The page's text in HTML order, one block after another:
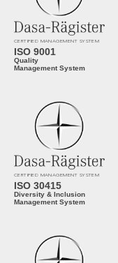
CERTIFIED MANAGEMENT SYSTEM
ISO 9001
Quality
Management System
CERTIFIED MANAGEMENT SYSTEM
ISO 30415
Diversity & Inclusion
Management System